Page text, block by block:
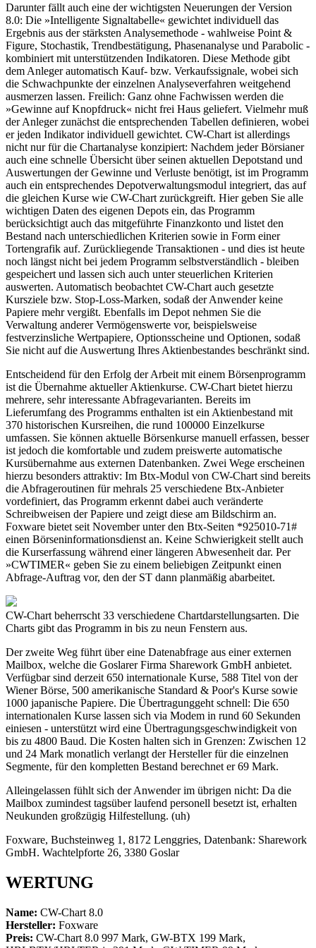
Darunter fällt auch eine der wichtigsten Neuerungen der Version
8.0: Die »Intelligente Signaltabelle« gewichtet individuell das
Ergebnis aus der stärksten Analysemethode - wahlweise Point &
Figure, Stochastik, Trendbestätigung, Phasenanalyse und Parabolic -
kombiniert mit unterstützenden Indikatoren. Diese Methode gibt
dem Anleger automatisch Kauf- bzw. Verkaufssignale, wobei sich
die Schwachpunkte der einzelnen Analyseverfahren weitgehend
ausmerzen lassen. Freilich: Ganz ohne Fachwissen werden die
»Gewinne auf Knopfdruck« nicht frei Haus geliefert. Vielmehr muß
der Anleger zunächst die entsprechenden Tabellen definieren, wobei
er jeden Indikator individuell gewichtet. CW-Chart ist allerdings
nicht nur für die Chartanalyse konzipiert: Nachdem jeder Börsianer
auch eine schnelle Übersicht über seinen aktuellen Depotstand und
Auswertungen der Gewinne und Verluste benötigt, ist im Programm
auch ein entsprechendes Depotverwaltungsmodul integriert, das auf
die gleichen Kurse wie CW-Chart zurückgreift. Hier geben Sie alle
wichtigen Daten des eigenen Depots ein, das Programm
berücksichtigt auch das mitgeführte Finanzkonto und listet den
Bestand nach unterschiedlichen Kriterien sowie in Form einer
Tortengrafik auf. Zurückliegende Transaktionen - und dies ist heute
noch längst nicht bei jedem Programm selbstverständlich - bleiben
gespeichert und lassen sich auch unter steuerlichen Kriterien
auswerten. Automatisch beobachtet CW-Chart auch gesetzte
Kursziele bzw. Stop-Loss-Marken, sodaß der Anwender keine
Papiere mehr vergißt. Ebenfalls im Depot nehmen Sie die
Verwaltung anderer Vermögenswerte vor, beispielsweise
festverzinsliche Wertpapiere, Optionsscheine und Optionen, sodaß
Sie nicht auf die Auswertung Ihres Aktienbestandes beschränkt sind.
Entscheidend für den Erfolg der Arbeit mit einem Börsenprogramm
ist die Übernahme aktueller Aktienkurse. CW-Chart bietet hierzu
mehrere, sehr interessante Abfragevarianten. Bereits im
Lieferumfang des Programms enthalten ist ein Aktienbestand mit
370 historischen Kursreihen, die rund 100000 Einzelkurse
umfassen. Sie können aktuelle Börsenkurse manuell erfassen, besser
ist jedoch die komfortable und zudem preiswerte automatische
Kursübernahme aus externen Datenbanken. Zwei Wege erscheinen
hierzu besonders attraktiv: Im Btx-Modul von CW-Chart sind bereits
die Abfrageroutinen für mehrals 25 verschiedene Btx-Anbieter
vordefiniert, das Programm erkennt dabei auch veränderte
Schreibweisen der Papiere und zeigt diese am Bildschirm an.
Foxware bietet seit November unter den Btx-Seiten *925010-71#
einen Börseninformationsdienst an. Keine Schwierigkeit stellt auch
die Kurserfassung während einer längeren Abwesenheit dar. Per
»CWTIMER« geben Sie zu einem beliebigen Zeitpunkt einen
Abfrage-Auftrag vor, den der ST dann planmäßig abarbeitet.
CW-Chart beherrscht 33 verschiedene Chartdarstellungsarten. Die
Charts gibt das Programm in bis zu neun Fenstern aus.
Der zweite Weg führt über eine Datenabfrage aus einer externen
Mailbox, welche die Goslarer Firma Sharework GmbH anbietet.
Verfügbar sind derzeit 650 internationale Kurse, 588 Titel von der
Wiener Börse, 500 amerikanische Standard & Poor's Kurse sowie
1000 japanische Papiere. Die Übertragunggeht schnell: Die 650
internationalen Kurse lassen sich via Modem in rund 60 Sekunden
einiesen - unterstützt wird eine Übertragungsgeschwindigkeit von
bis zu 4800 Baud. Die Kosten halten sich in Grenzen: Zwischen 12
und 24 Mark monatlich verlangt der Hersteller für die einzelnen
Segmente, für den kompletten Bestand berechnet er 69 Mark.
Alleingelassen fühlt sich der Anwender im übrigen nicht: Da die
Mailbox zumindest tagsüber laufend personell besetzt ist, erhalten
Neukunden großzügig Hilfestellung. (uh)
Foxware, Buchsteinweg 1, 8172 Lenggries, Datenbank: Sharework
GmbH. Wachtelpforte 26, 3380 Goslar
WERTUNG
Name: CW-Chart 8.0
Hersteller: Foxware
Preis: CW-Chart 8.0 997 Mark, GW-BTX 199 Mark,